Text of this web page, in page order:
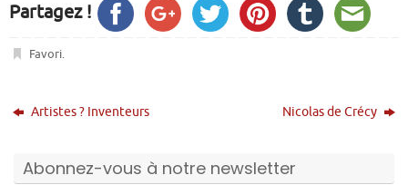
Partagez !
Favori.
Artistes ? Inventeurs Nicolas de Crécy
Abonnez-vous à notre newsletter